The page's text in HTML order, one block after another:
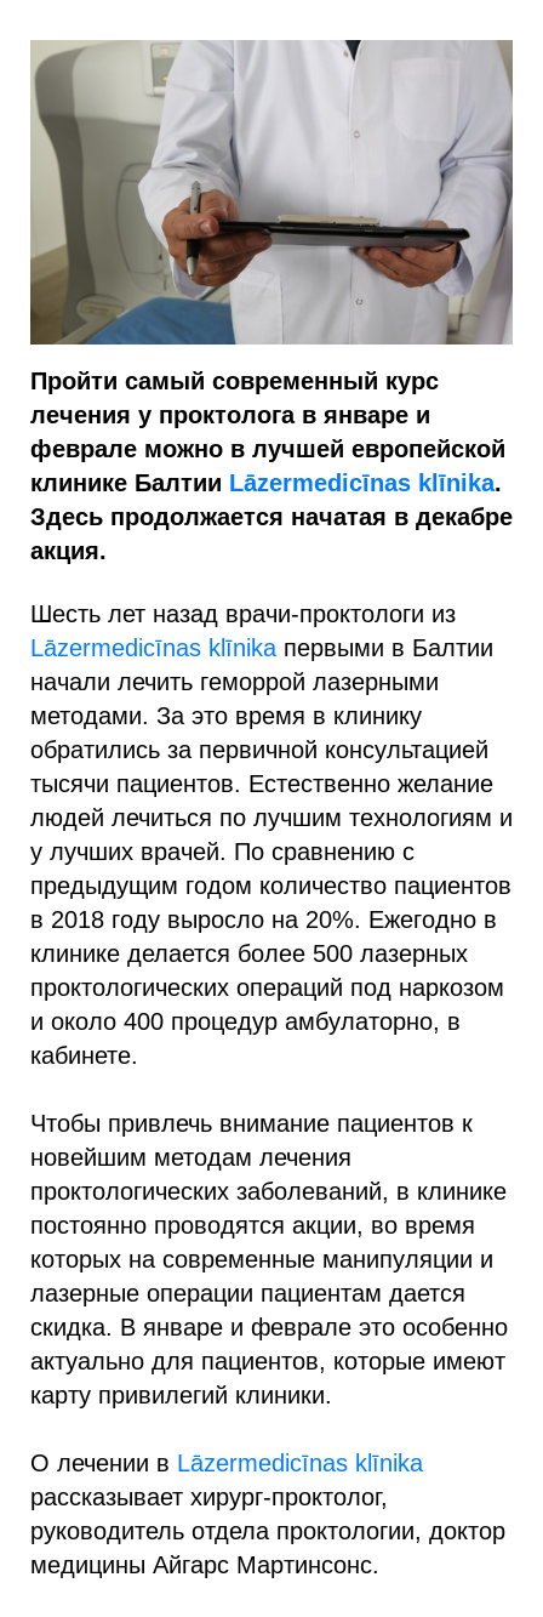
Пройти самый современный курс
лечения у проктолога в январе и
феврале можно в лучшей европейской
клинике Балтии Lāzermedicīnas klīnika.
Здесь продолжается начатая в декабре
акция.
Шесть лет назад врачи-проктологи из
Lāzermedicīnas klīnika первыми в Балтии
начали лечить геморрой лазерными
методами. За это время в клинику
обратились за первичной консультацией
тысячи пациентов. Естественно желание
людей лечиться по лучшим технологиям и
у лучших врачей. По сравнению с
предыдущим годом количество пациентов
в 2018 году выросло на 20%. Ежегодно в
клинике делается более 500 лазерных
проктологических операций под наркозом
и около 400 процедур амбулаторно, в
кабинете.
Чтобы привлечь внимание пациентов к
новейшим методам лечения
проктологических заболеваний, в клинике
постоянно проводятся акции, во время
которых на современные манипуляции и
лазерные операции пациентам дается
скидка. В январе и феврале это особенно
актуально для пациентов, которые имеют
карту привилегий клиники.
О лечении в Lāzermedicīnas klīnika
рассказывает xирург-проктолог,
руководитель отдела проктологии, доктор
медицины Айгарс Мартинсонс.